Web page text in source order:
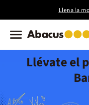
Llena la
Llévate el